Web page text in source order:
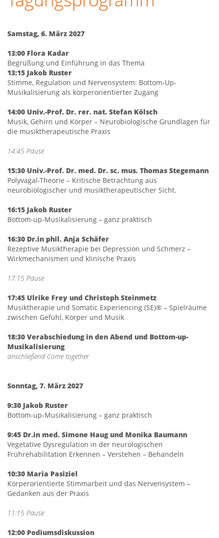
Samstag, 6. März 2027
13:00 Flora Kadar
Begrüßung und Einführung in das Thema
13:15 Jakob Ruster
Stimme, Regulation und Nervensystem: Bottom-Up-
Musikalisierung als körperorientierter Zugang
14:00 Univ.-Prof. Dr. rer. nat. Stefan Kölsch
Musik, Gehirn und Körper – Neurobiologische Grundlagen für
die musiktherapeutische Praxis
14:45 Pause
15:30 Univ.-Prof. Dr. med. Dr. sc. mus. Thomas Stegemann
Polyvagal-Theorie – Kritische Betrachtung aus
neurobiologischer und musiktherapeutischer Sicht.
16:15 Jakob Ruster
Bottom-up-Musikalisierung – ganz praktisch
16:30 Dr.in phil. Anja Schäfer
Rezeptive Musiktherapie bei Depression und Schmerz –
Wirkmechanismen und klinische Praxis
17:15 Pause
17:45 Ulrike Frey und Christoph Steinmetz
Musiktherapie und Somatic Experiencing (SE)® – Spielräume
zwischen Gefühl, Körper und Musik
18:30 Verabschiedung in den Abend und Bottom-up-
Musikalisierung
anschließend Come together
Sonntag, 7. März 2027
9:30 Jakob Ruster
Bottom-up-Musikalisierung – ganz praktisch
9:45 Dr.in med. Simone Haug und Monika Baumann
Vegetative Dysregulation in der neurologischen
Frührehabilitation Erkennen – Verstehen – Behandeln
10:30 Maria Pasiziel
Körperorientierte Stimmarbeit und das Nervensystem –
Gedanken aus der Praxis
11:15 Pause
12:00 Podiumsdiskussion